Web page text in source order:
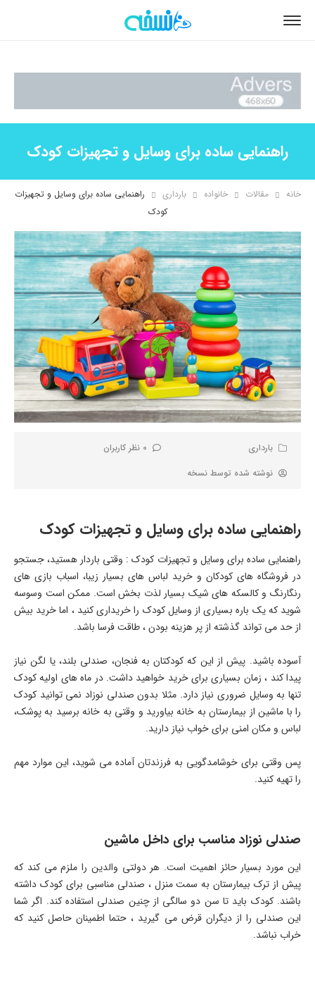
راهنمایی ساده برای وسایل و تجهیزات کودک
خانه مقالات خانواده بارداری
راهنمایی ساده برای وسایل و تجهیزات
کودک
بارداری
0 نظر کاربران
نوشته شده توسط نسخه
راهنمایی ساده برای وسایل و تجهیزات کودک
راهنمایی ساده برای وسایل و تجهیزات کودک : وقتی باردار هستید، جستجو
در فروشگاه های کودکان و خرید لباس های بسیار زیبا، اسباب بازی های
رنگارنگ و کالسکه های شیک بسیار لذت بخش است. ممکن است وسوسه
شوید که یک باره بسیاری از وسایل کودک را خریداری کنید ، اما خرید بیش
از حد می تواند گذشته از پر هزینه بودن ، طاقت فرسا باشد.
آسوده باشید. پیش از این که کودکتان به فنجان، صندلی بلند، یا لگن نیاز
پیدا کند ، زمان بسیاری برای خرید خواهید داشت. در ماه های اولیه کودک
تنها به وسایل ضروری نیاز دارد. مثلا بدون صندلی نوزاد نمی توانید کودک
را با ماشین از بیمارستان به خانه بیاورید و وقتی به خانه برسید به پوشک،
لباس و مکان امنی برای خواب نیاز دارید.
پس وقتی برای خوشامدگویی به فرزندتان آماده می شوید، این موارد مهم
را تهیه کنید.
صندلی نوزاد مناسب برای داخل ماشین
این مورد بسیار حائز اهمیت است. هر دولتی والدین را ملزم می کند که
پیش از ترک بیمارستان به سمت منزل ، صندلی مناسبی برای کودک داشته
باشند. کودک باید تا سن دو سالگی از چنین صندلی استفاده کند. اگر شما
این صندلی را از دیگران قرض می گیرید ، حتما اطمینان حاصل کنید که
خراب نباشد.